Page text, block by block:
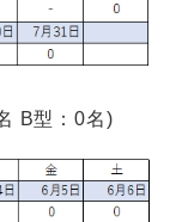
B型：0名)